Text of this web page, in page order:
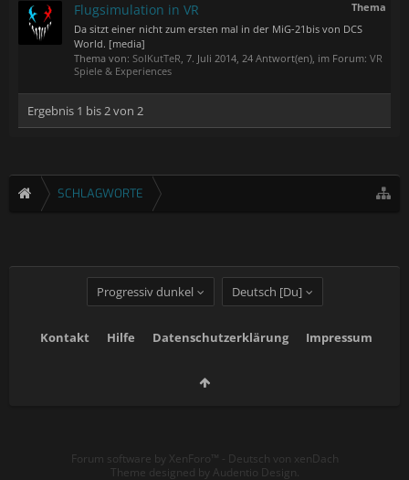
Thema
Flugsimulation in VR
Da sitzt einer nicht zum ersten mal in der MiG-21bis von DCS
World. [media]
Thema von: SolKutTeR, 7. Juli 2014, 24 Antwort(en), im Forum: VR
Spiele & Experiences
Ergebnis 1 bis 2 von 2
SCHLAGWORTE
Progressiv dunkel Deutsch [Du]
Kontakt Hilfe Datenschutzerklärung Impressum
Forum software by XenForo™ - Deutsch von xenDach
Theme designed by Audentio Design.